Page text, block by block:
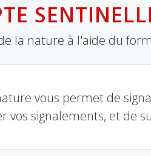
la nature à l'aide du
vous permet de
signalements, et de